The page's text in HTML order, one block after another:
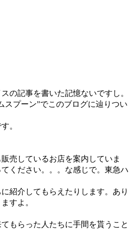
の記事を書いた記憶ないですし。
プーン”でこのブログに辿りつい
。
売しているお店を案内していま
ください。。。な感じで。東急ハ
紹介してもらえたりします。あり
すよ。
もらった人たちに手間を貰うこと